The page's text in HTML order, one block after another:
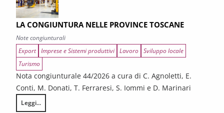
LA CONGIUNTURA NELLE PROVINCE TOSCANE
Note congiunturali
Export Imprese e Sistemi produttivi Lavoro Sviluppo locale
Turismo
Nota congiunturale 44/2026 a cura di C. Agnoletti, E.
Conti, M. Donati, T. Ferraresi, S. Iommi e D. Marinari
Leggi...
LA CONGIUNTURA NELLE PROVINCE TOSCANE